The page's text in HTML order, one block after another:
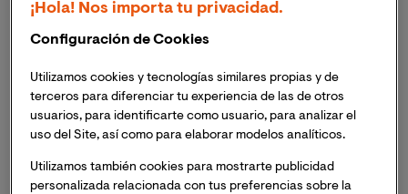
El ránking recoge los perfiles de las investigadoras
españolas o residentes en España, con mejores
indicadores métricos (índice h y citas) en Google
Scholar
Las investigadoras pertenecen a la Escuela de
¡Hola! Nos importa tu privacidad.
Configuración de Cookies
Utilizamos cookies y tecnologías similares propias y de
terceros para diferenciar tu experiencia de las de otros
usuarios, para identificarte como usuario, para analizar el
uso del Site, así como para elaborar modelos analíticos.
Utilizamos también cookies para mostrarte publicidad
personalizada relacionada con tus preferencias sobre la